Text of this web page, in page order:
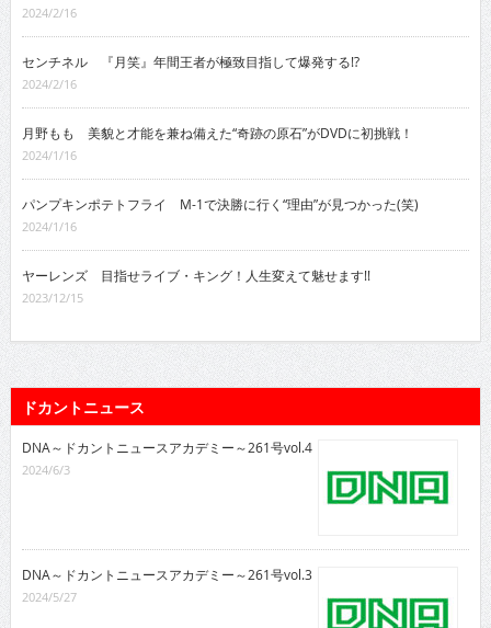
2024/2/16
センチネル 『月笑』年間王者が極致目指して爆発する!?
2024/2/16
月野もも 美貌と才能を兼ね備えた“奇跡の原石”がDVDに初挑戦！
2024/1/16
パンプキンポテトフライ M-1で決勝に行く“理由”が見つかった(笑)
2024/1/16
ヤーレンズ 目指せライブ・キング！人生変えて魅せます!!
2023/12/15
ドカントニュース
DNA～ドカントニュースアカデミー～261号vol.4
2024/6/3
DNA～ドカントニュースアカデミー～261号vol.3
2024/5/27